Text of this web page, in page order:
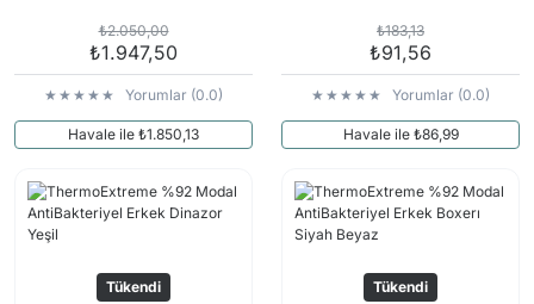
₺2.050,00
₺1.947,50
Yorumlar (0.0)
Havale ile ₺1.850,13
₺183,13
₺91,56
Yorumlar (0.0)
Havale ile ₺86,99
Tükendi Tükendi